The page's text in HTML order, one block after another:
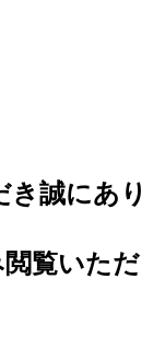
誠にあり
覧いただ